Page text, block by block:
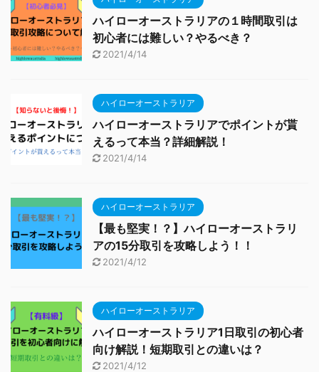
ハイローオーストラリアの１時間取引は
初心者には難しい？やるべき？
2021/4/14
ハイローオーストラリア
ハイローオーストラリアでポイントが貰
えるって本当？詳細解説！
2021/4/14
ハイローオーストラリア
【最も堅実！？】ハイローオーストラリ
アの15分取引を攻略しよう！！
2021/4/12
ハイローオーストラリア
ハイローオーストラリア1日取引の初心者
向け解説！短期取引との違いは？
2021/4/12